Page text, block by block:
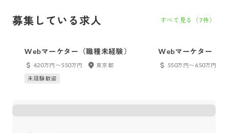
募集している求人 すべて見る（7件）
Webマーケター（職種未経験）
420万円〜550万円
東京都
未経験歓迎
Webマーケター（
550万円〜650万円